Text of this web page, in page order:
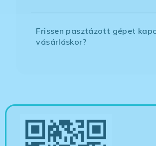
Frissen pasztázott gépet
vásárláskor?